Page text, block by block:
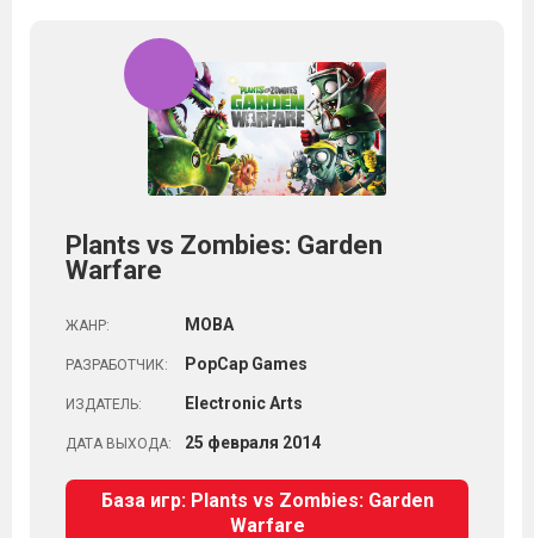
Plants vs Zombies: Garden
Warfare
ЖАНР: MOBA
РАЗРАБОТЧИК: PopCap Games
ИЗДАТЕЛЬ: Electronic Arts
ДАТА ВЫХОДА: 25 февраля 2014
База игр: Plants vs Zombies: Garden
Warfare